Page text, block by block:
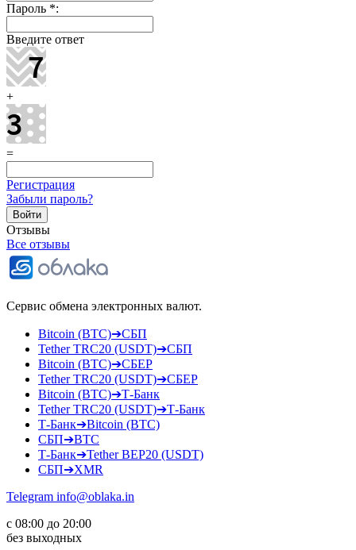
Пароль *:
Введите ответ
+
=
Регистрация
Забыли пароль?
Отзывы
Все отзывы
Сервис обмена электронных валют.
Bitcoin (BTC)➔СБП
Tether TRC20 (USDT)➔СБП
Bitcoin (BTC)➔СБЕР
Tether TRC20 (USDT)➔СБЕР
Bitcoin (BTC)➔Т-Банк
Tether TRC20 (USDT)➔Т-Банк
Т-Банк➔Bitcoin (BTC)
СБП➔BTC
Т-Банк➔Tether BEP20 (USDT)
СБП➔XMR
Telegram info@oblaka.in
с 08:00 до 20:00
без выходных